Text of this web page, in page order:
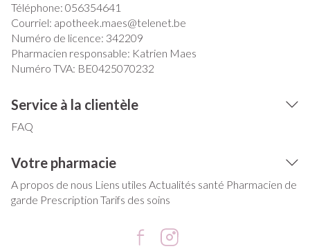
Téléphone: 056354641
Courriel: apotheek.maes@telenet.be
Numéro de licence: 342209
Pharmacien responsable: Katrien Maes
Numéro TVA: BE0425070232
Service à la clientèle
FAQ
Votre pharmacie
A propos de nous Liens utiles Actualités santé Pharmacien de
garde Prescription Tarifs des soins